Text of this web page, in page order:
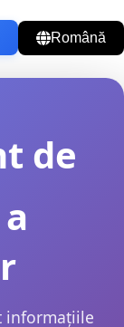
Română
de
informațiile